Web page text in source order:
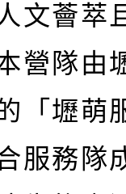
文薈萃
營隊由
「壢萌
服務隊